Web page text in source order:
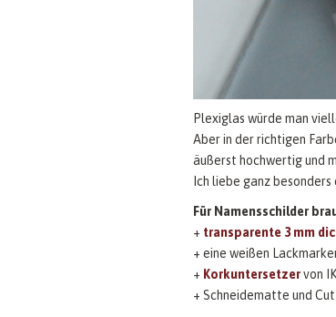
Plexiglas würde man
Aber in der richtigen
äußerst hochwertig und
Ich liebe ganz
Für Namensschilder
+ transparente 3 mm
+ eine weißen
+ Korkuntersetzervon
+ Schneidematte und